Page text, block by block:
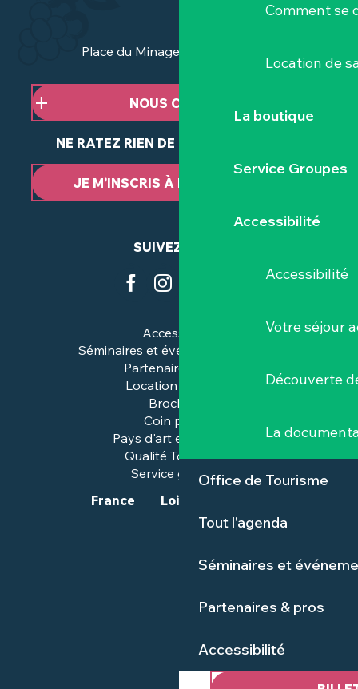
Comment se
Location de
La boutique
Service Groupes
Accessibilité
Accessibilité
Votre séjour
Découverte
La
Office de Tourisme
Tout l'agenda
Séminaires et
Partenaires & pros
Accessibilité
Place du Minage - 44190 Clisson
NOUS CONTACTER
NE RATEZ RIEN DE NOTRE ACTUALITÉ
JE M’INSCRIS À LA NEWSLETTER
SUIVEZ-NOUS
Accessibilité
Séminaires et événements pros
Partenaires & pros
Location de salles
Brochures
Coin presse
Pays d'art et d'histoire
Qualité Tourisme™
Service groupes
France
Loire-Atlantique